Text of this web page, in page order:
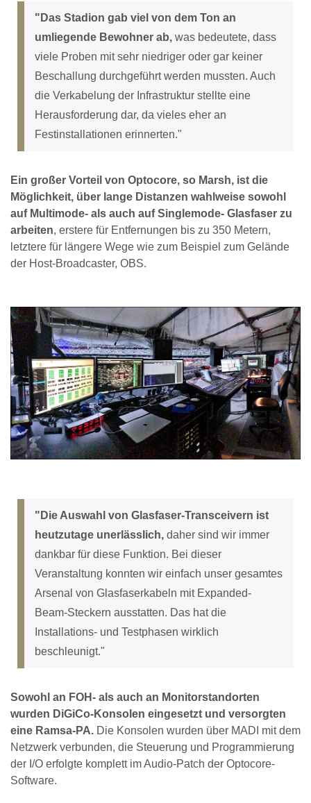
"Das Stadion gab viel von dem Ton an
umliegende Bewohner ab, was bedeutete, dass
viele Proben mit sehr niedriger oder gar keiner
Beschallung durchgeführt werden mussten. Auch
die Verkabelung der Infrastruktur stellte eine
Herausforderung dar, da vieles eher an
Festinstallationen erinnerten."
Ein großer Vorteil von Optocore, so Marsh, ist die
Möglichkeit, über lange Distanzen wahlweise sowohl
auf Multimode- als auch auf Singlemode- Glasfaser zu
arbeiten, erstere für Entfernungen bis zu 350 Metern,
letztere für längere Wege wie zum Beispiel zum Gelände
der Host-Broadcaster, OBS.
"Die Auswahl von Glasfaser-Transceivern ist
heutzutage unerlässlich, daher sind wir immer
dankbar für diese Funktion. Bei dieser
Veranstaltung konnten wir einfach unser gesamtes
Arsenal von Glasfaserkabeln mit Expanded-
Beam-Steckern ausstatten. Das hat die
Installations- und Testphasen wirklich
beschleunigt."
Sowohl an FOH- als auch an Monitorstandorten
wurden DiGiCo-Konsolen eingesetzt und versorgten
eine Ramsa-PA. Die Konsolen wurden über MADI mit dem
Netzwerk verbunden, die Steuerung und Programmierung
der I/O erfolgte komplett im Audio-Patch der Optocore-
Software.